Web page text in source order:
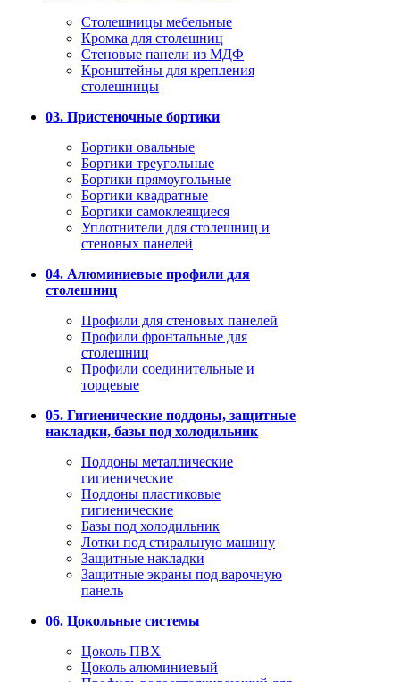
Столешницы мебельные
Кромка для столешниц
Стеновые панели из МДФ
Кронштейны для крепления
столешницы
03. Пристеночные бортики
Бортики овальные
Бортики треугольные
Бортики прямоугольные
Бортики квадратные
Бортики самоклеящиеся
Уплотнители для столешниц и
стеновых панелей
04. Алюминиевые профили для
столешниц
Профили для стеновых панелей
Профили фронтальные для
столешниц
Профили соединительные и
торцевые
05. Гигиенические поддоны, защитные
накладки, базы под холодильник
Поддоны металлические
гигиенические
Поддоны пластиковые
гигиенические
Базы под холодильник
Лотки под стиральную машину
Защитные накладки
Защитные экраны под варочную
панель
06. Цокольные системы
Цоколь ПВХ
Цоколь алюминиевый